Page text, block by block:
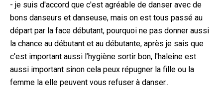
- je suis d'accord que c'est agréable de danser avec de
bons danseurs et danseuse, mais on est tous passé au
départ par la face débutant, pourquoi ne pas donner aussi
la chance au débutant et au débutante, après je sais que
c'est important aussi l’hygiène sortir bon, l'haleine est
aussi important sinon cela peux répugner la fille ou la
femme la elle peuvent vous refuser à danser..